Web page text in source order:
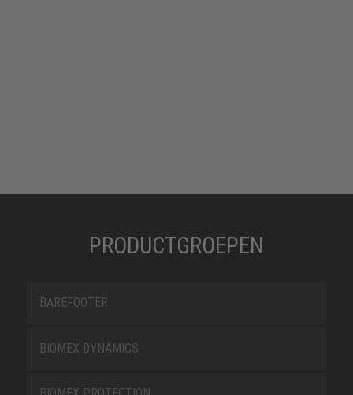
PRODUCTGROEPEN
BAREFOOTER
BIOMEX DYNAMICS